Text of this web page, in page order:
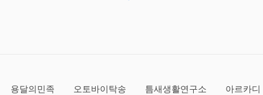
용달의민족 오토바이탁송 틈새생활연구소
아르카디